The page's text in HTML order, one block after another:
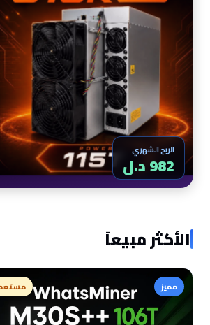
الربح الشهري
982 د.ل
الأكثر مبيعاً
مميز